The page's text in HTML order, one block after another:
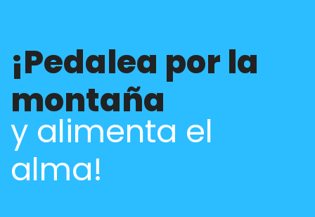
¡Pedalea por la
montaña
y alimenta el
alma!